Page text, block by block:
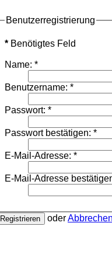
Benutzerregistrierung
* Benötigtes Feld
Name: *
Benutzername: *
Passwort: *
Passwort bestätigen: *
E-Mail-Adresse: *
E-Mail-Adresse
Registrieren oder